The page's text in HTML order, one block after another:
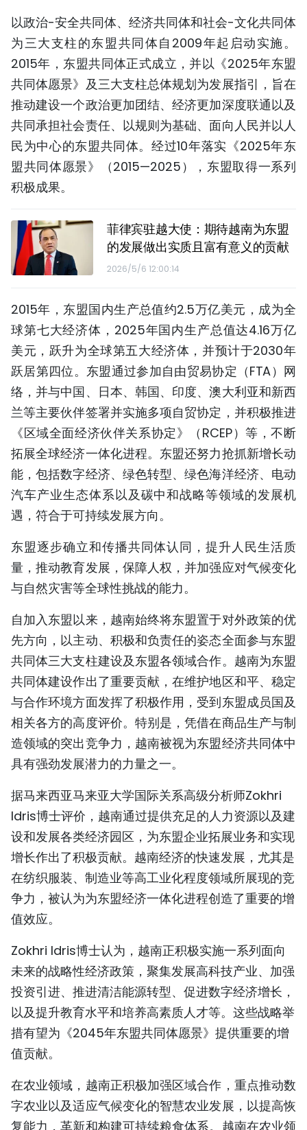
РУССКИЙ
ESPAÑOL
以政治-安全共同体、经济共同体和社会-文化共同体
为三大支柱的东盟共同体自2009年起启动实施。
2015年，东盟共同体正式成立，并以《2025年东盟
共同体愿景》及三大支柱总体规划为发展指引，旨在
推动建设一个政治更加团结、经济更加深度联通以及
共同承担社会责任、以规则为基础、面向人民并以人
民为中心的东盟共同体。经过10年落实《2025年东
盟共同体愿景》（2015—2025），东盟取得一系列
积极成果。
菲律宾驻越大使：期待越南为东盟
的发展做出实质且富有意义的贡献
2026/5/6 12:00:14
2015年，东盟国内生产总值约2.5万亿美元，成为全
球第七大经济体，2025年国内生产总值达4.16万亿
美元，跃升为全球第五大经济体，并预计于2030年
跃居第四位。东盟通过参加自由贸易协定（FTA）网
络，并与中国、日本、韩国、印度、澳大利亚和新西
兰等主要伙伴签署并实施多项自贸协定，并积极推进
《区域全面经济伙伴关系协定》（RCEP）等，不断
拓展全球经济一体化进程。东盟还努力抢抓新增长动
能，包括数字经济、绿色转型、绿色海洋经济、电动
汽车产业生态体系以及碳中和战略等领域的发展机
遇，符合于可持续发展方向。
东盟逐步确立和传播共同体认同，提升人民生活质
量，推动教育发展，保障人权，并加强应对气候变化
与自然灾害等全球性挑战的能力。
自加入东盟以来，越南始终将东盟置于对外政策的优
先方向，以主动、积极和负责任的姿态全面参与东盟
共同体三大支柱建设及东盟各领域合作。越南为东盟
共同体建设作出了重要贡献，在维护地区和平、稳定
与合作环境方面发挥了积极作用，受到东盟成员国及
相关各方的高度评价。特别是，凭借在商品生产与制
造领域的突出竞争力，越南被视为东盟经济共同体中
具有强劲发展潜力的力量之一。
据马来西亚马来亚大学国际关系高级分析师Zokhri
Idris博士评价，越南通过提供充足的人力资源以及建
设和发展各类经济园区，为东盟企业拓展业务和实现
增长作出了积极贡献。越南经济的快速发展，尤其是
在纺织服装、制造业等高工业化程度领域所展现的竞
争力，被认为为东盟经济一体化进程创造了重要的增
值效应。
Zokhri Idris博士认为，越南正积极实施一系列面向
未来的战略性经济政策，聚集发展高科技产业、加强
投资引进、推进清洁能源转型、促进数字经济增长，
以及提升教育水平和培养高素质人才等。这些战略举
措有望为《2045年东盟共同体愿景》提供重要的增
值贡献。
在农业领域，越南正积极加强区域合作，重点推动数
字农业以及适应气候变化的智慧农业发展，以提高恢
复能力，革新和构建可持续粮食体系。越南在农业领